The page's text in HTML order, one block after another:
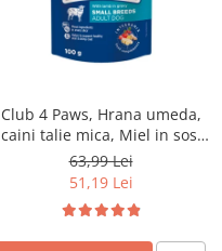
Club 4 Paws, Hrana umeda,
caini talie mica, Miel in sos,
set 24x100g
63,99 Lei
51,19 Lei